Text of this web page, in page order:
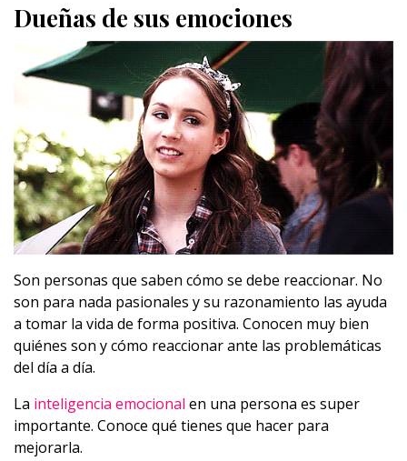
Dueñas de sus emociones
Son personas que saben cómo se debe reaccionar. No
son para nada pasionales y su razonamiento las ayuda
a tomar la vida de forma positiva. Conocen muy bien
quiénes son y cómo reaccionar ante las problemáticas
del día a día.
La inteligencia emocional en una persona es super
importante. Conoce qué tienes que hacer para
mejorarla.